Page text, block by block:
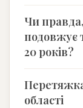
Чи
подовжує
20 років?
області